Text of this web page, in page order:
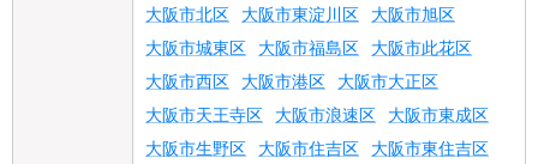
大阪市北区 大阪市東淀川区 大阪市旭区
大阪市城東区 大阪市福島区 大阪市此花区
大阪市西区 大阪市港区 大阪市大正区
大阪市天王寺区 大阪市浪速区 大阪市東成区
大阪市生野区 大阪市住吉区 大阪市東住吉区